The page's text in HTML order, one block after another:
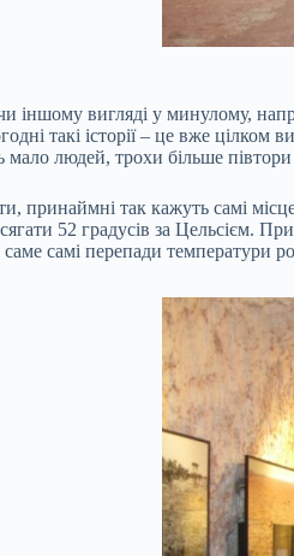
іншому вигляді у минулому,
такі історії – це вже
людей, трохи більше
принаймні так кажуть самі
52 градусів за Цельсієм.
самі перепади температури